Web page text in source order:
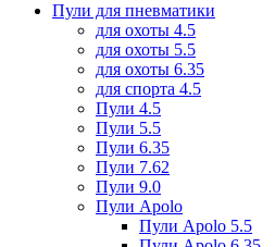
Пули для пневматики
для охоты 4.5
для охоты 5.5
для охоты 6.35
для спорта 4.5
Пули 4.5
Пули 5.5
Пули 6.35
Пули 7.62
Пули 9.0
Пули Apolo
Пули Apolo 5.5